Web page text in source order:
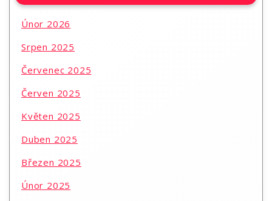
Únor 2026
Srpen 2025
Červenec 2025
Červen 2025
Květen 2025
Duben 2025
Březen 2025
Únor 2025